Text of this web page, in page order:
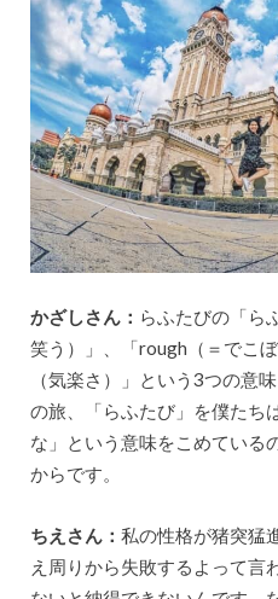
かざしさん： らふたびの「ら
笑う）」、「rough（＝でこ
（気楽さ）」という3つの意
の旅、「らふたび」を僕たち
な」という意味をこめている
からです。
ちえさん： 私の性格が猪突猛
え周りから失敗するよって言